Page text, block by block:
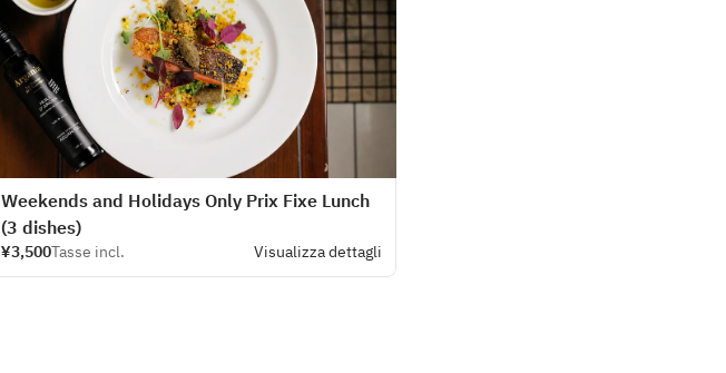
Weekends and Holidays Only Prix Fixe Lunch
(3 dishes)
¥3,500Tasse incl. Visualizza dettagli